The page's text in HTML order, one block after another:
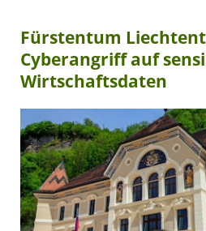
Fürstentum
Cyberangriff auf
Wirtschaftsdaten